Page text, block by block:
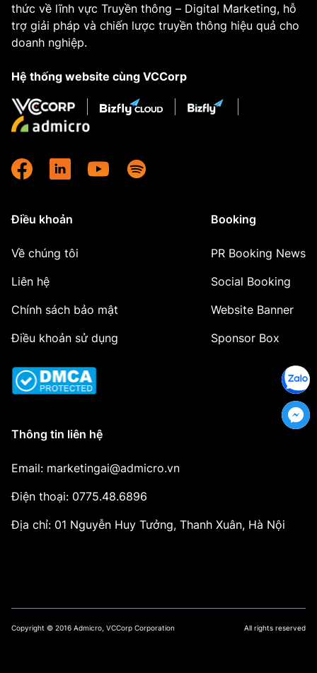
thức về lĩnh vực Truyền thông – Digital Marketing, hỗ
trợ giải pháp và chiến lược truyền thông hiệu quả cho
doanh nghiệp.
Hệ thống website cùng VCCorp
Điều khoản
Về chúng tôi
Liên hệ
Chính sách bảo mật
Điều khoản sử dụng
Booking
PR Booking News
Social Booking
Website Banner
Sponsor Box
Thông tin liên hệ
Email: marketingai@admicro.vn
Điện thoại: 0775.48.6896
Địa chỉ: 01 Nguyễn Huy Tưởng, Thanh Xuân, Hà Nội
Copyright © 2016 Admicro, VCCorp Corporation All rights reserved